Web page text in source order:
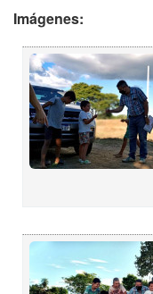
Imágenes: